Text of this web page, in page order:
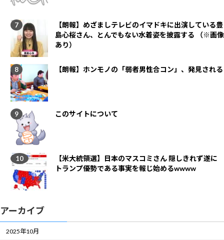
【朗報】めざましテレビのイマドキに出演している豊
島心桜さん、とんでもない水着姿を披露する （※画像
あり）
【朗報】ホンモノの「弱者男性合コン」、発見される
このサイトについて
【米大統領選】日本のマスコミさん 隠しきれず遂に
トランプ優勢である事実を報じ始めるwwww
アーカイブ
2025年10月